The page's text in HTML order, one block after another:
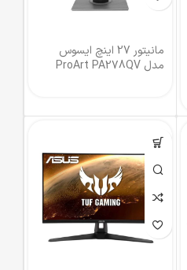
مانیتور 27 اینچ ایسوس
مدل ProArt PA278QV